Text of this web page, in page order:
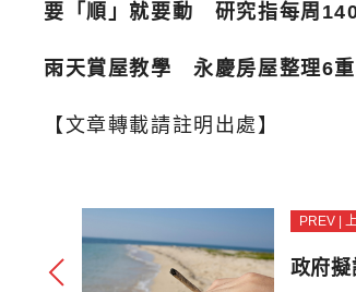
要「順」就要動 研究指每周
雨天賞屋教學 永慶房屋整理6
【文章轉載請註明出處】
PREV |
政府